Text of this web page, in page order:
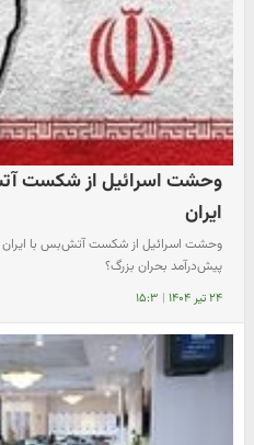
وحشت اسرائیل از شکست
ایران
پیش‌درآمد بحران بزرگ؟
۲۴ تیر ۱۴۰۴ | ۱۵:۳